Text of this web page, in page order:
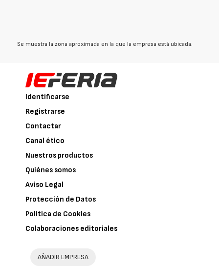
Se muestra la zona aproximada en la que la empresa está ubicada.
Identificarse
Registrarse
Contactar
Canal ético
Nuestros productos
Quiénes somos
Aviso Legal
Protección de Datos
Política de Cookies
Colaboraciones editoriales
AÑADIR EMPRESA